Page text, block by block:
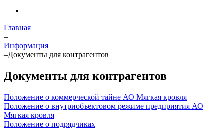
Главная
–
Информация
–Документы для контрагентов
Документы для контрагентов
Положение о коммерческой тайне АО Мягкая кровля
Положение о внутриобъектовом режиме предприятия АО
Мягкая кровля
Положение о подрядчиках